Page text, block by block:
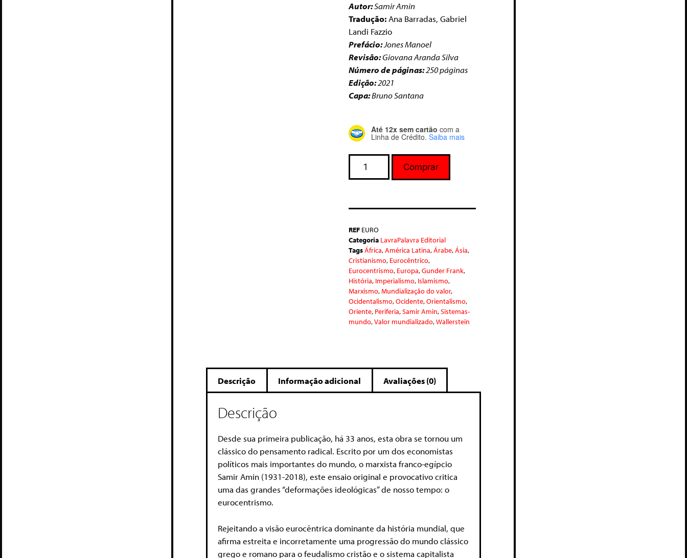
Autor:Samir Amin
Tradução: Ana Barradas, Gabriel
Landi Fazzio
Prefácio:Jones Manoel
Revisão:Giovana Aranda Silva
Número de páginas:250 páginas
Edição:2021
Capa:Bruno Santana
Até 12x sem cartão com a
Linha de Crédito. Saiba mais
Comprar
REF EURO
Categoria LavraPalavra Editorial
TagsÁfrica,América Latina,Árabe,Ásia,
Cristianismo, Eurocêntrico,
Eurocentrismo, Europa,Gunder Frank,
História, Imperialismo, Islamismo,
Marxismo,Mundialização do valor,
Ocidentalismo,Ocidente,Orientalismo,
Oriente, Periferia,Samir Amin,Sistemas-
mundo,Valor mundializado,Wallerstein
Descrição Informação adicional Avaliações (0)
Descrição
Desde sua primeira publicação, há 33 anos, esta obra se tornou um
clássico do pensamento radical. Escrito por um dos economistas
políticos mais importantes do mundo, o marxista franco-egípcio
Samir Amin (1931-2018), este ensaio original e provocativo critica
uma das grandes “deformações ideológicas” de nosso tempo: o
eurocentrismo.
Rejeitando a visão eurocêntrica dominante da história mundial, que
afirma estreita e incorretamente uma progressão do mundo clássico
grego e romano para o feudalismo cristão e o sistema capitalista